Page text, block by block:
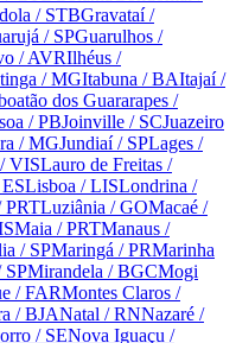
/ STBGravataí/
/ SPGuarulhos /
/ AVRIlhéus /
/ MGItabuna / BAItajaí/
dos Guararapes /
/ PBJoinville / SCJuazeiro
/ MGJundiaí/ SPLages /
/ VISLauro de Freitas /
Lisboa / LISLondrina /
PRTLuziânia / GOMacaé /
Maia / PRTManaus /
/ SPMaringá / PRMarinha
SPMirandela / BGCMogi
/ FARMontes Claros /
/ BJANatal / RNNazaré /
/ SENova Iguaçu /